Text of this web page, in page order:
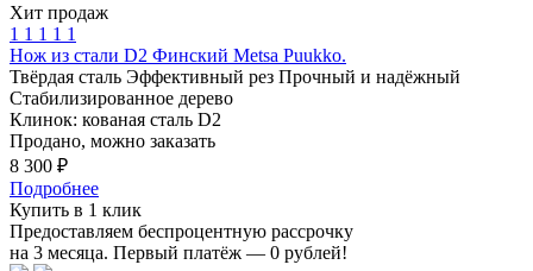
Хит продаж
1 1 1 1 1
Нож из стали D2 Финский Metsa Puukko.
Твёрдая сталь Эффективный рез Прочный и надёжный
Стабилизированное дерево
Клинок: кованая сталь D2
Продано, можно заказать
8 300 ₽
Подробнее
Купить в 1 клик
Предоставляем беспроцентную рассрочку
на 3 месяца. Первый платёж — 0 рублей!